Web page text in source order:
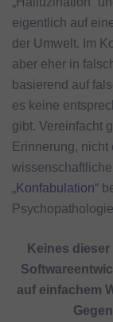
eigentlich auf
der Umwelt. Im
aber eher in
basierend auf
es keine
gibt. Vereinfacht
Erinnerung,
„Konfabulation“
Keines
auf einfachem